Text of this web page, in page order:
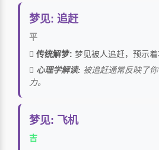
梦见: 追赶
平
传统解梦: 梦见被人追赶，预示着
心理学解读: 被追赶通常反映了
力。
梦见: 飞机
吉